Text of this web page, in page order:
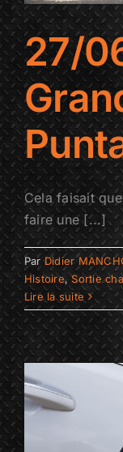
27/
Cela faisait
faire une [...]
ParDidier
Histoire,Sortie
Lire la suite